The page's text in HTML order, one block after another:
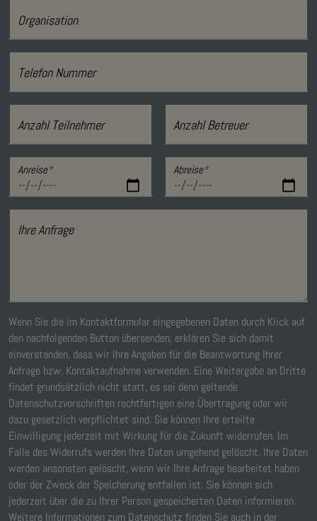
Organisation
Telefon Nummer
Anzahl Teilnehmer Anzahl Betreuer
Anreise* Abreise*
Ihre Anfrage
Wenn Sie die im Kontaktformular eingegebenen Daten durch Klick auf
den nachfolgenden Button übersenden, erklären Sie sich damit
einverstanden, dass wir Ihre Angaben für die Beantwortung Ihrer
Anfrage bzw. Kontaktaufnahme verwenden. Eine Weitergabe an Dritte
findet grundsätzlich nicht statt, es sei denn geltende
Datenschutzvorschriften rechtfertigen eine Übertragung oder wir
dazu gesetzlich verpflichtet sind. Sie können Ihre erteilte
Einwilligung jederzeit mit Wirkung für die Zukunft widerrufen. Im
Falle des Widerrufs werden Ihre Daten umgehend gelöscht. Ihre Daten
werden ansonsten gelöscht, wenn wir Ihre Anfrage bearbeitet haben
oder der Zweck der Speicherung entfallen ist. Sie können sich
jederzeit über die zu Ihrer Person gespeicherten Daten informieren.
Weitere Informationen zum Datenschutz finden Sie auch in der